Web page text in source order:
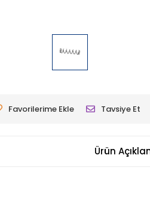
Favorilerime Ekle Tavsiye Et
Ürün